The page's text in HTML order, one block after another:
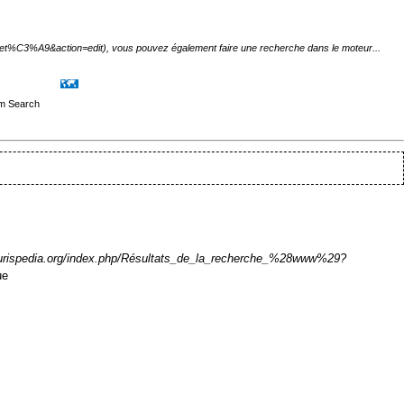
, vous pouvez également faire une recherche dans le moteur...